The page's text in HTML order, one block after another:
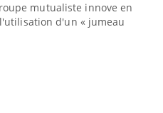
mutualiste innove en
d'un « jumeau